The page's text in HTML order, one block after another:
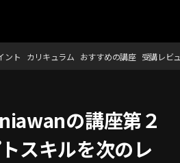
ストShortcuts
ント カリキュラム おすすめの講座 受講レビ
の講座第２
スキルを次のレ